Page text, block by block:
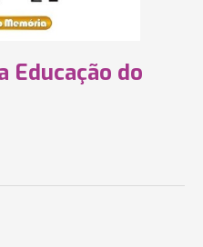
Educação do